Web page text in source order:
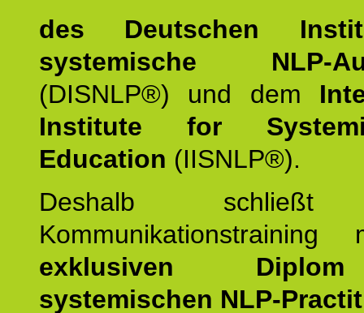
des Deutschen
systemische NLP-
(DISNLP®) und dem
Institute for
Education (IISNLP®).
Deshalb schließt
exklusiven
systemischen NLP-